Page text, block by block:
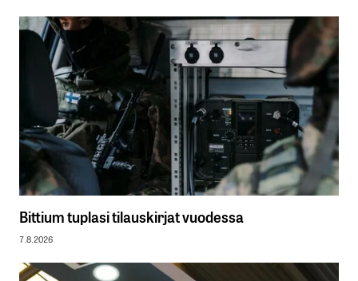
Bittium tuplasi tilauskirjat vuodessa
7.8.2026